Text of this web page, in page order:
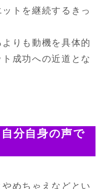
トを継続するきっ
りも動機を具体的
成功への近道とな
分自身の声で
めちゃえなどとい